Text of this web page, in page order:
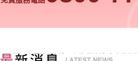
周刊爆二度帶妹上摩鐵再上演 徵信社-女人徵信